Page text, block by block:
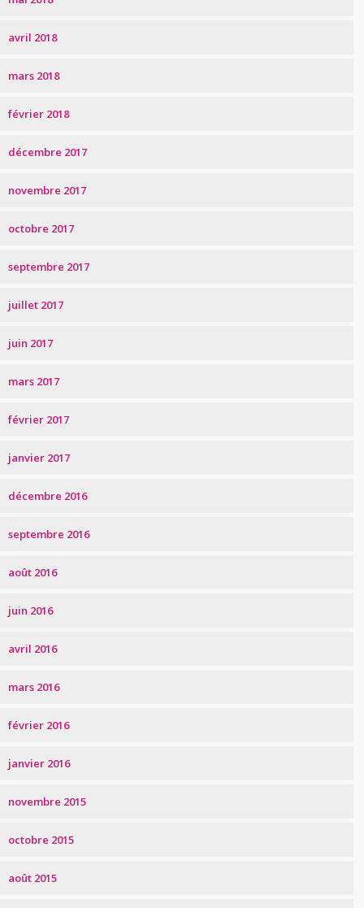
avril 2018
mars 2018
février 2018
décembre 2017
novembre 2017
octobre 2017
septembre 2017
juillet 2017
juin 2017
mars 2017
février 2017
janvier 2017
décembre 2016
septembre 2016
août 2016
juin 2016
avril 2016
mars 2016
février 2016
janvier 2016
novembre 2015
octobre 2015
août 2015